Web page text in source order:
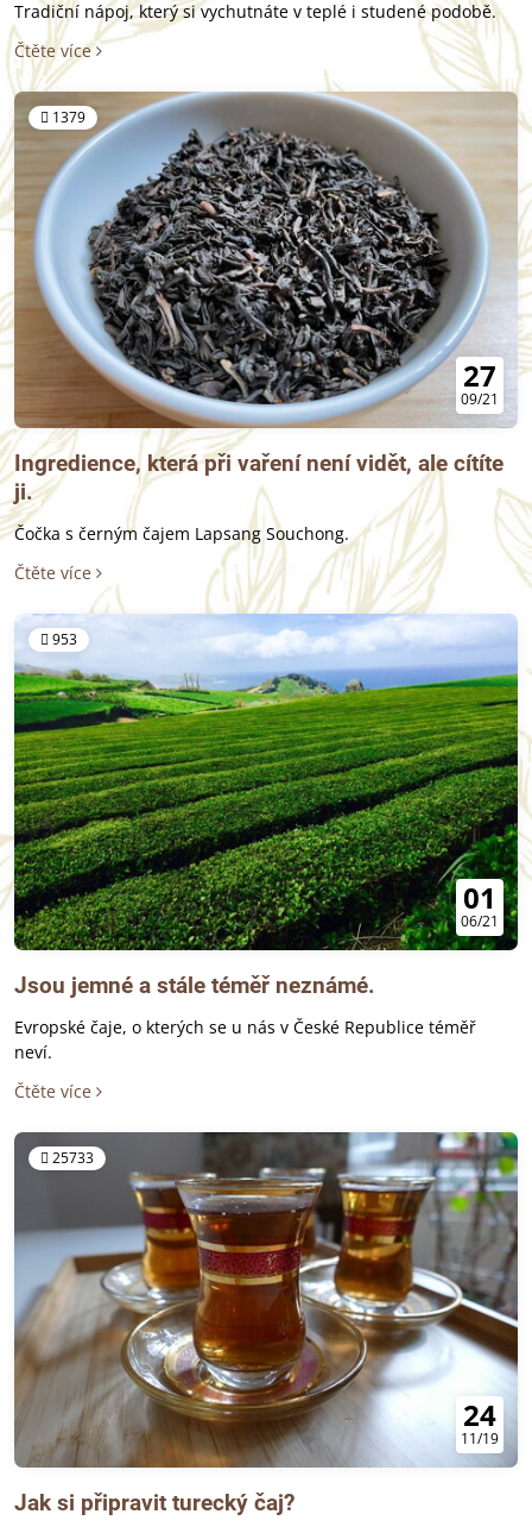
Tradiční nápoj, který si vychutnáte v teplé i studené podobě.
Čtěte více
1379
27
09/21
Ingredience, která při vaření není vidět, ale cítíte
ji.
Čočka s černým čajem Lapsang Souchong.
Čtěte více
953
01
06/21
Jsou jemné a stále téměř neznámé.
Evropské čaje, o kterých se u nás v České Republice téměř
neví.
Čtěte více
25733
24
11/19
Jak si připravit turecký čaj?